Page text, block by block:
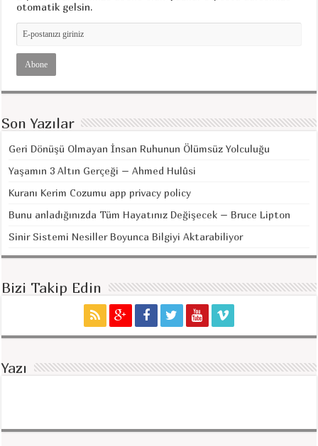
otomatik gelsin.
Son Yazılar
Geri Dönüşü Olmayan İnsan Ruhunun Ölümsüz Yolculuğu
Yaşamın 3 Altın Gerçeği – Ahmed Hulûsi
Kuranı Kerim Cozumu app privacy policy
Bunu anladığınızda Tüm Hayatınız Değişecek – Bruce Lipton
Sinir Sistemi Nesiller Boyunca Bilgiyi Aktarabiliyor
Bizi Takip Edin
Yazı